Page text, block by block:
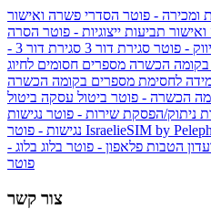
ומכירה - פוטר הסדרי פשרה ואישור
תביעות ייצוגיות - פוטר הסרה
- פוטר סגירת דור 3
סגירת דור 3 -
בקומה הכשרה מספרים חסומים לחיוג
לחסימת מספרים בקומה הכשרה
הכשרה - פוטר ביטול עסקה ביטול
ניתוק/הפסקת שירות - פוטר נגישות
IsraelieSIM by
הטבות פלאפון - פוטר בלוג בלוג -
פוטר
צור קשר